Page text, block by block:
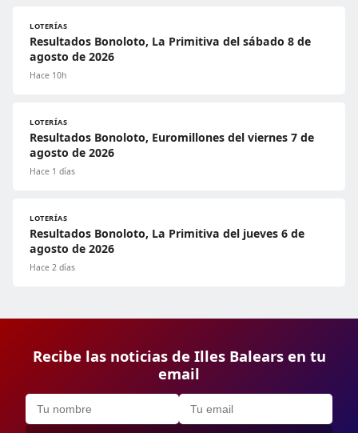
LOTERÍAS
Resultados Bonoloto, La Primitiva del sábado 8 de
agosto de 2026
Hace 10h
LOTERÍAS
Resultados Bonoloto, Euromillones del viernes 7 de
agosto de 2026
Hace 1 días
LOTERÍAS
Resultados Bonoloto, La Primitiva del jueves 6 de
agosto de 2026
Hace 2 días
Recibe las noticias de Illes Balears en tu
email